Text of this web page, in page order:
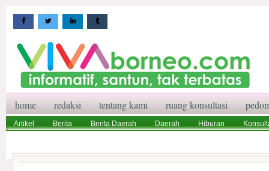
home redaksi tentang kami ruang konsultasi
Artikel Berita Berita Daerah Daerah Hiburan